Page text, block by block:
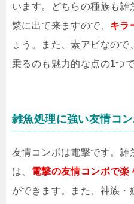
います。どちらの種族も
繁に出て来ますので、 キラ
ょう。また、素アビなの
乗るのも魅力的な点の1つで
雑魚処理に強い友情コ
友情コンボは電撃です。雑
は、 電撃の友情コンボで楽
ができます。また、神族・